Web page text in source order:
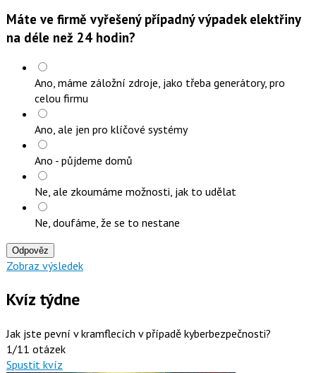
Máte ve firmě vyřešený případný výpadek elektřiny
na déle než 24 hodin?
Ano, máme záložní zdroje, jako třeba generátory, pro
celou firmu
Ano, ale jen pro klíčové systémy
Ano - půjdeme domů
Ne, ale zkoumáme možnosti, jak to udělat
Ne, doufáme, že se to nestane
Odpověz
Zobraz výsledek
Kvíz týdne
Jak jste pevní v kramflecích v případě kyberbezpečnosti?
1/11 otázek
Spustit kvíz